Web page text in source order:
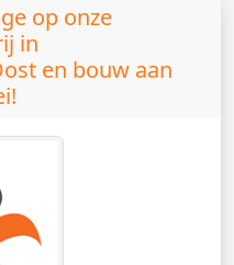
op onze
in
en bouw aan